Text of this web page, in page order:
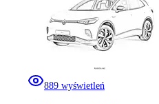
889 wyświetleń